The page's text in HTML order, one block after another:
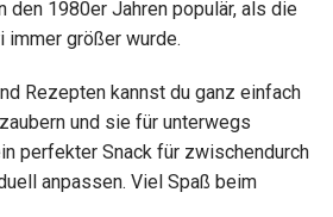
den 1980er Jahren populär, als die
immer größer wurde.
Rezepten kannst du ganz einfach
und sie für unterwegs
perfekter Snack für zwischendurch
anpassen. Viel Spaß beim